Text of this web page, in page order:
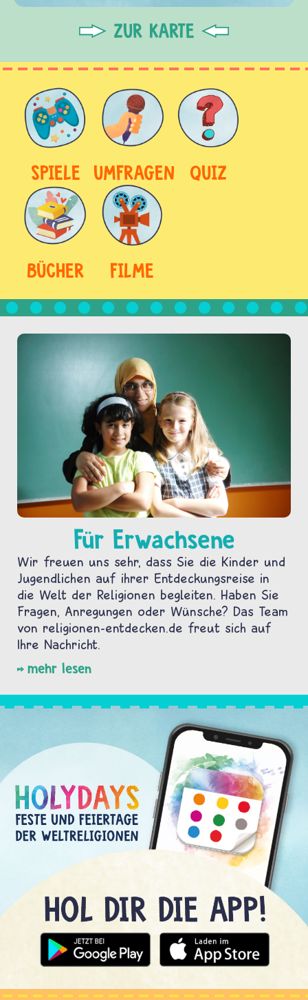
ZUR KARTE
SPIELE UMFRAGEN QUIZ
BÜCHER FILME
Für Erwachsene
Wir freuen uns sehr, dass Sie die Kinder und
Jugendlichen auf ihrer Entdeckungsreise in
die Welt der Religionen begleiten. Haben Sie
Fragen, Anregungen oder Wünsche? Das Team
von religionen-entdecken.de freut sich auf
Ihre Nachricht.
mehr lesen